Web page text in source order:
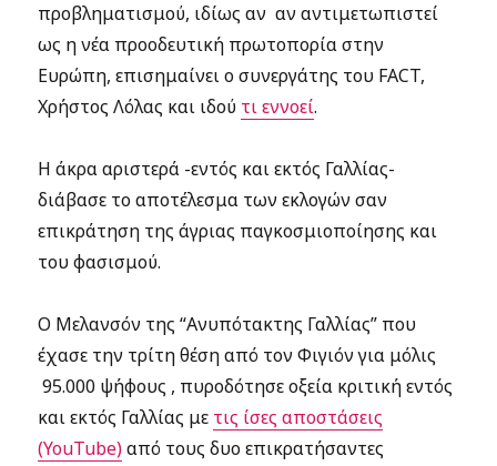
προβληματισμού, ιδίως αν αν αντιμετωπιστεί
ως η νέα προοδευτική πρωτοπορία στην
Ευρώπη, επισημαίνει ο συνεργάτης του FACT,
Χρήστος Λόλας και ιδού τι εννοεί.
Η άκρα αριστερά -εντός και εκτός Γαλλίας-
διάβασε το αποτέλεσμα των εκλογών σαν
επικράτηση της άγριας παγκοσμιοποίησης και
του φασισμού.
Ο Μελανσόν της “Ανυπότακτης Γαλλίας” που
έχασε την τρίτη θέση από τον Φιγιόν για μόλις
95.000 ψήφους , πυροδότησε οξεία κριτική εντός
και εκτός Γαλλίας με τις ίσες αποστάσεις
(YouTube)από τους δυο επικρατήσαντες